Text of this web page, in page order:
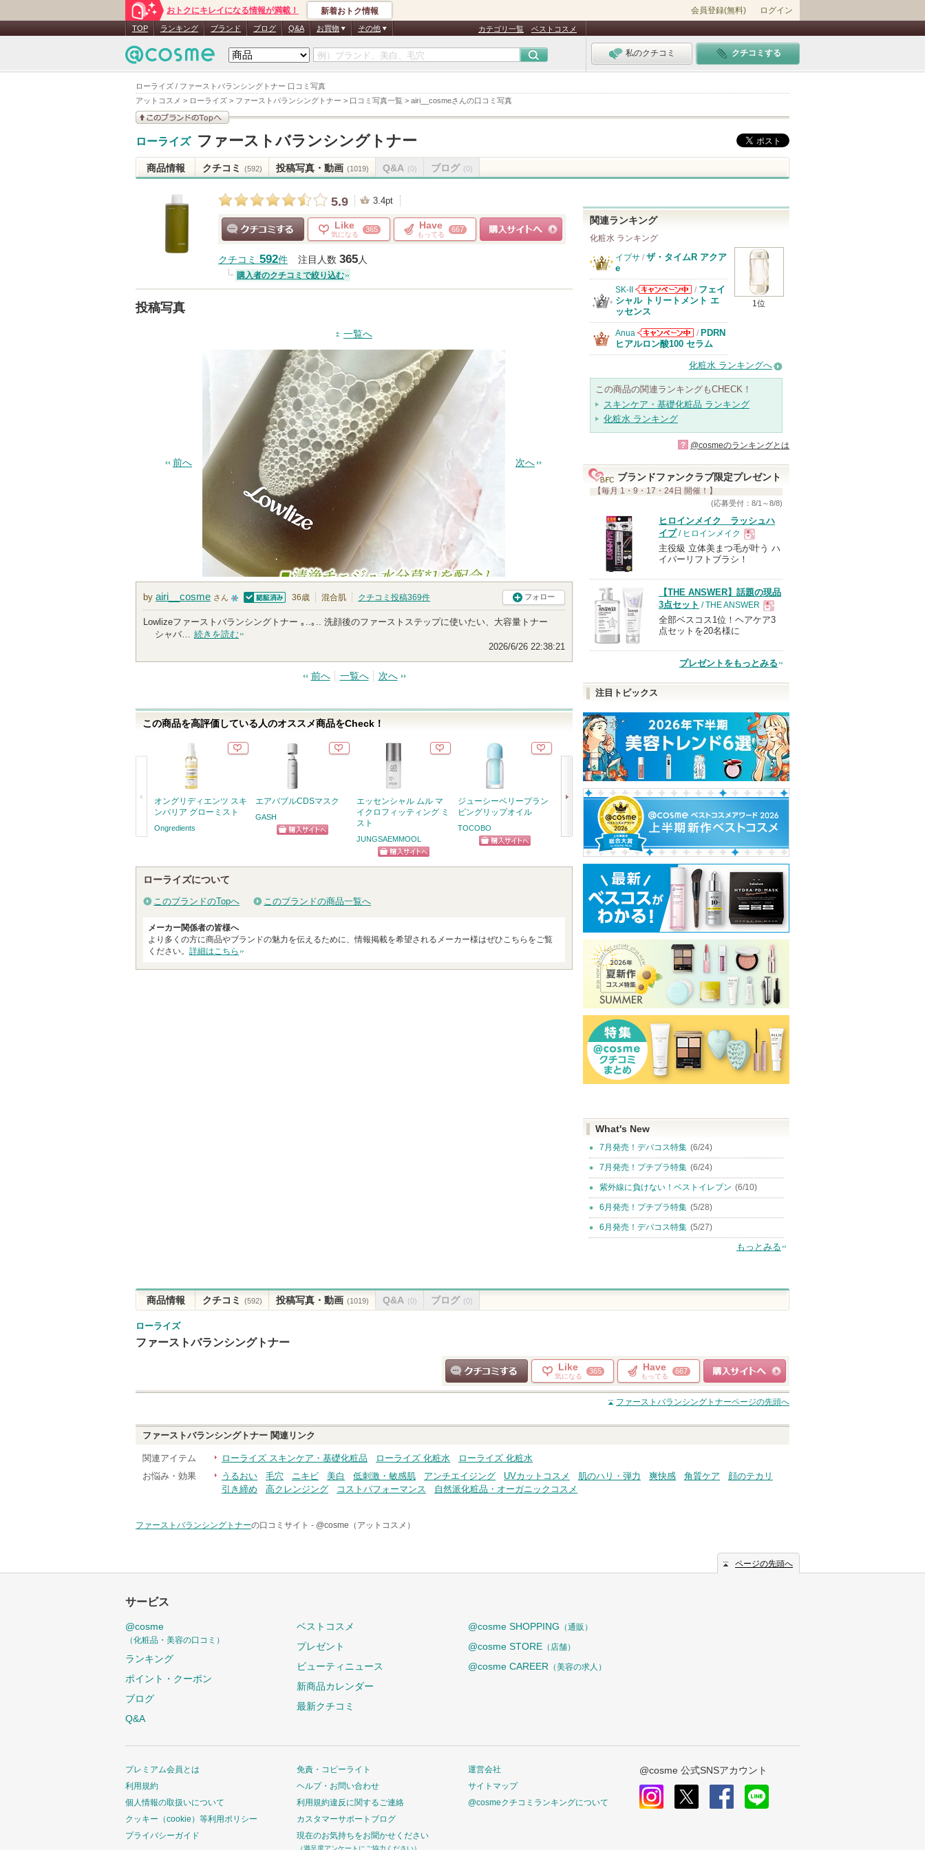
ローライズ / ファーストバランシングトナー 口コミ写真
アットコスメ > ローライズ > ファーストバランシングトナー > 口コミ写真一覧 > airi__cosmeさんの口コミ写真
おトクにキレイになる情報が満載！ 新着おトク情報 会員登録(無料) ログイン
TOP ランキング ブランド ブログ Q&A お買物 その他 カテゴリ一覧 ベストコスメ
私のクチコミ クチコミする
このブランドの情報を
ローライズ ファーストバランシングトナー
商品情報 クチコミ (592) 投稿写真・動画 (1019) Q&A (0) ブログ (0)
5.9 3.4pt
Like
気になる
365 Have
もってる
667
クチコミ 592件 注目人数 365人
購入者のクチコミで絞り込む
投稿写真
一覧へ
前へ 次へ
by airi__cosme さん
1
0
人
ン
バ
に
入
さ
ま
す
認証済
36歳 混合肌 クチコミ投稿369件 フォロー
Lowlizeファーストバランシングトナー ｡..｡.. 洗顔後のファーストステップに使いたい、大容量トナー
シャバ… 続きを読む
2026/6/26 22:38:21
前へ 一覧へ 次へ
この商品を高評価している人のオススメ商品をCheck！
オングリディエンツ スキ
ンバリア グローミスト
Ongredients
エアバブルCDSマスク
GASH
エッセンシャル ムル マ
イクロフィッティング ミ
スト
JUNGSAEMMOOL
ショッピン
ジューシーベリープラン
ピングリップオイル
TOCOBO
ガラクトポアセラム
ショッピン
グサイトへ
ガラクトポアオーツート
ナー
SAM'U
ショッピン
グサイトへ
コレオロジーカットゼリ
ー
FOODOLOGY
ローライズについて
このブランドのTopへ このブランドの商品一覧へ
メーカー関係者の皆様へ
より多くの方に商品やブランドの魅力を伝えるために、情報掲載を希望されるメーカー様はぜひこちらをご覧
ください。 詳細はこちら
関連ランキング
化粧水 ランキング
1位
イプサ / ザ・タイムR アクア
e
SK-II
SK-IIからのお
知らせがありま
/ フェイ
シャル トリートメント エ
ッセンス
Anua
Anuaからのお
知らせがありま
/ PDRN
ヒアルロン酸100 セラム
化粧水 ランキングへ
この商品の関連ランキングもCHECK！
スキンケア・基礎化粧品 ランキング
化粧水 ランキング
? @cosmeのランキングとは
ブランドファンクラブ限定プレゼント
【毎月 1・9・17・24日 開催！】
(応募受付：8/1～8/8)
ヒロインメイク ラッシュハ
イプ/ ヒロインメイク
現
品
主役級 立体美まつ毛が叶う ハ
イパーリフトブラシ！
【THE ANSWER】話題の現品
3点セット / THE ANSWER
現
品
全部ベスコス1位！ヘアケア3
点セットを20名様に
プレゼントをもっとみる
注目トピックス
What's New
7月発売！デパコス特集 (6/24)
7月発売！プチプラ特集 (6/24)
紫外線に負けない！ベストイレブン (6/10)
6月発売！プチプラ特集 (5/28)
6月発売！デパコス特集 (5/27)
もっとみる
商品情報 クチコミ (592) 投稿写真・動画 (1019) Q&A (0) ブログ (0)
ローライズ
ファーストバランシングトナー
クチコミする
Like
気になる
365 Have
もってる
667
ショッピングサイト
へ
ファーストバランシングトナーページの先頭へ
ファーストバランシングトナー 関連リンク
関連アイテム ローライズ スキンケア・基礎化粧品 ローライズ 化粧水
ローライズ 化粧水
お悩み・効果
うるおい 毛穴 ニキビ 美白 低刺激・敏感肌 アンチエイジング UVカットコスメ 肌のハリ・弾力 爽快感 角質ケア
顔のテカリ
引き締め
高クレンジング コストパフォーマンス 自然派化粧品・オーガニックコスメ
ファーストバランシングトナーの口コミサイト - @cosme（アットコスメ）
ページの先頭へ
サービス
@cosme
（化粧品・美容の口コミ）
ランキング
ポイント・クーポン
ブログ
Q&A
ベストコスメ
プレゼント
ビューティニュース
新商品カレンダー
最新クチコミ
@cosme SHOPPING （通販）
@cosme STORE （店舗）
@cosme CAREER （美容の求人）
プレミアム会員とは
利用規約
個人情報の取扱いについて
クッキー（cookie）等利用ポリシー
プライバシーガイド
免責・コピーライト
ヘルプ・お問い合わせ
利用規約違反に関するご連絡
カスタマーサポートブログ
現在のお気持ちをお聞かせください
（満足度アンケートにご協力ください）
運営会社
サイトマップ
@cosmeクチコミランキングについて
@cosme 公式SNSアカウント